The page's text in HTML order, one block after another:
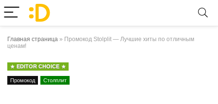
Главная страница » Промокод Stolplit — Лучшие хиты по отличным
ценам!
EDITOR CHOICE
Промокод Столплит